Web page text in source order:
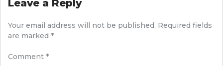
Leave a Reply
Your email address will not be published. Required fields
are marked *
Comment *